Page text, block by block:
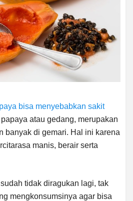
bisa menyebabkan sakit
atau gedang, merupakan
banyak di gemari. Hal ini karena
manis, berair serta
tidak diragukan lagi, tak
mengkonsumsinya agar bisa